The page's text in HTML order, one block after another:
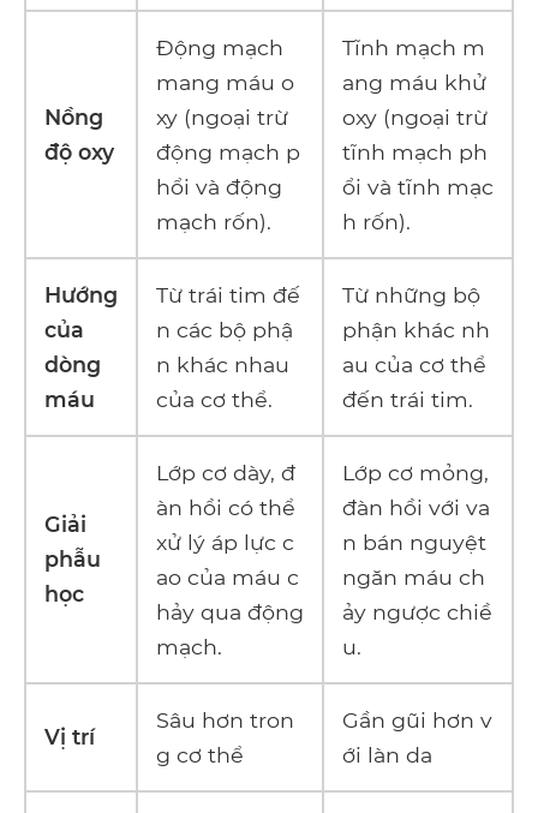
Nồng
độ oxy
Động mạch
mang máu o
xy (ngoại trừ
động mạch p
hổi và động
mạch rốn).
Tĩnh mạch m
ang máu khử
oxy (ngoại trừ
tĩnh mạch ph
ổi và tĩnh mạc
h rốn).
Hướng
của
dòng
máu
Từ trái tim đế
n các bộ phậ
n khác nhau
của cơ thể.
Từ những bộ
phận khác nh
au của cơ thể
đến trái tim.
Giải
phẫu
học
Lớp cơ dày, đ
àn hồi có thể
xử lý áp lực c
ao của máu c
hảy qua động
mạch.
Lớp cơ mỏng,
đàn hồi với va
n bán nguyệt
ngăn máu ch
ảy ngược chiề
u.
Vị trí
Sâu hơn tron
g cơ thể
Gần gũi hơn v
ới làn da